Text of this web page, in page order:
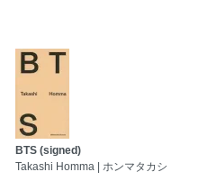
BTS (signed)
Takashi Homma | ホンマタカシ